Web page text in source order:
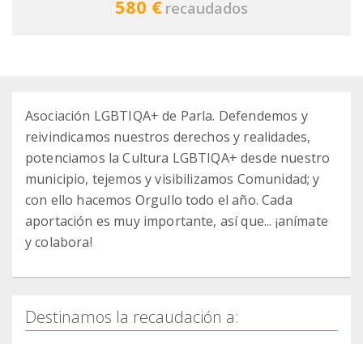
580 € recaudados
Asociación LGBTIQA+ de Parla. Defendemos y
reivindicamos nuestros derechos y realidades,
potenciamos la Cultura LGBTIQA+ desde nuestro
municipio, tejemos y visibilizamos Comunidad; y
con ello hacemos Orgullo todo el año. Cada
aportación es muy importante, así que... ¡anímate
y colabora!
Destinamos la recaudación a: